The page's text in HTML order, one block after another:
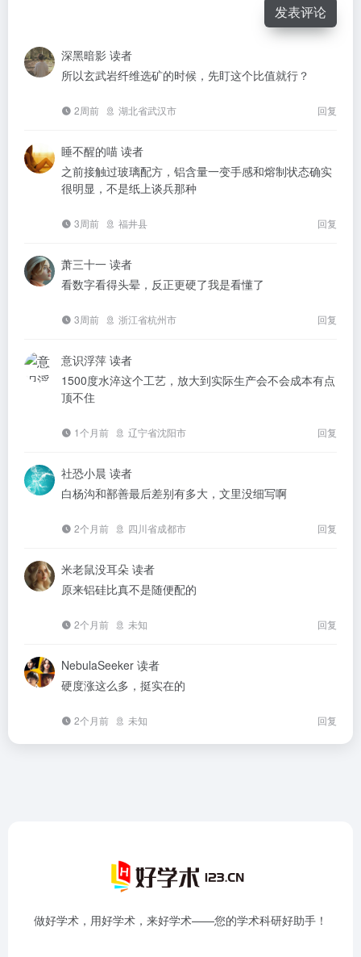
发表评论
深黑暗影 读者
所以玄武岩纤维选矿的时候，先盯这个比值就行？
2周前 湖北省武汉市 回复
睡不醒的喵 读者
之前接触过玻璃配方，铝含量一变手感和熔制状态确实
很明显，不是纸上谈兵那种
3周前 福井县 回复
萧三十一 读者
看数字看得头晕，反正更硬了我是看懂了
3周前 浙江省杭州市 回复
意识浮萍 读者
1500度水淬这个工艺，放大到实际生产会不会成本有点
顶不住
1个月前 辽宁省沈阳市 回复
社恐小晨 读者
白杨沟和鄯善最后差别有多大，文里没细写啊
2个月前 四川省成都市 回复
米老鼠没耳朵 读者
原来铝硅比真不是随便配的
2个月前 未知 回复
NebulaSeeker 读者
硬度涨这么多，挺实在的
2个月前 未知 回复
做好学术，用好学术，来好学术——您的学术科研好助手！